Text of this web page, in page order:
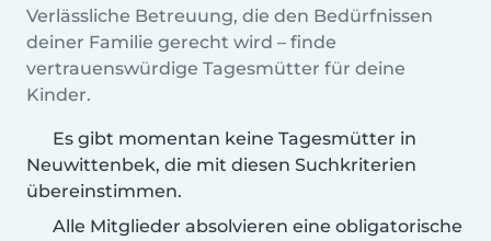
Verlässliche Betreuung, die den Bedürfnissen
deiner Familie gerecht wird – finde
vertrauenswürdige Tagesmütter für deine
Kinder.
Es gibt momentan keine Tagesmütter in
Neuwittenbek, die mit diesen Suchkriterien
übereinstimmen.
Alle Mitglieder absolvieren eine obligatorische